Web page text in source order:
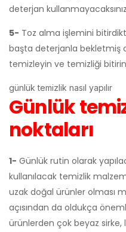
deterjan
5- Toz alma işlemini
başta deterjanla bekletmiş
temizleyin ve temizliği
günlük temizlik nasıl yapılır
Günlük
noktaları
1- Günlük rutin olarak
kullanılacak temizlik
uzak doğal ürünler olması
açısından da oldukça
ürünlerden çok beyaz